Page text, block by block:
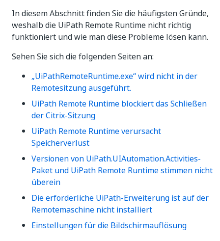
In diesem Abschnitt finden Sie die häufigsten Gründe,
weshalb die UiPath Remote Runtime nicht richtig
funktioniert und wie man diese Probleme lösen kann.
Sehen Sie sich die folgenden Seiten an:
„UiPathRemoteRuntime.exe“ wird nicht in der
Remotesitzung ausgeführt.
UiPath Remote Runtime blockiert das Schließen
der Citrix-Sitzung
UiPath Remote Runtime verursacht
Speicherverlust
Versionen von UiPath.UIAutomation.Activities-
Paket und UiPath Remote Runtime stimmen nicht
überein
Die erforderliche UiPath-Erweiterung ist auf der
Remotemaschine nicht installiert
Einstellungen für die Bildschirmauflösung